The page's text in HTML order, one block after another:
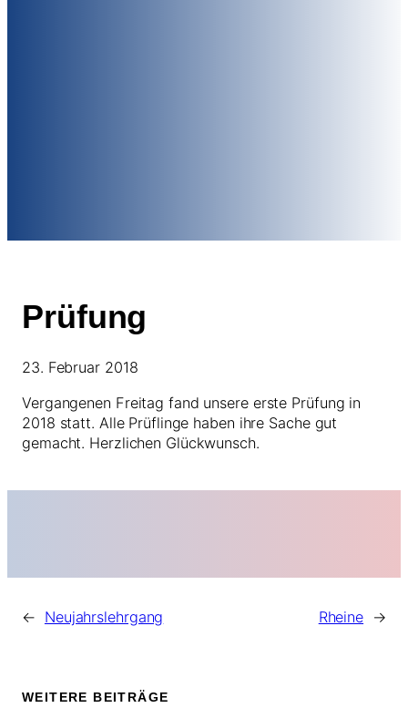
Prüfung
23. Februar 2018
Vergangenen Freitag fand unsere erste Prüfung in
2018 statt. Alle Prüflinge haben ihre Sache gut
gemacht. Herzlichen Glückwunsch.
← Neujahrslehrgang Rheine →
WEITERE BEITRÄGE